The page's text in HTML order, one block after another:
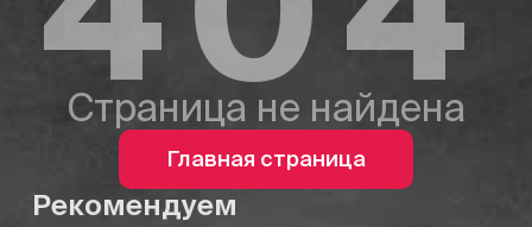
Страница не найдена
Главная страница
Рекомендуем